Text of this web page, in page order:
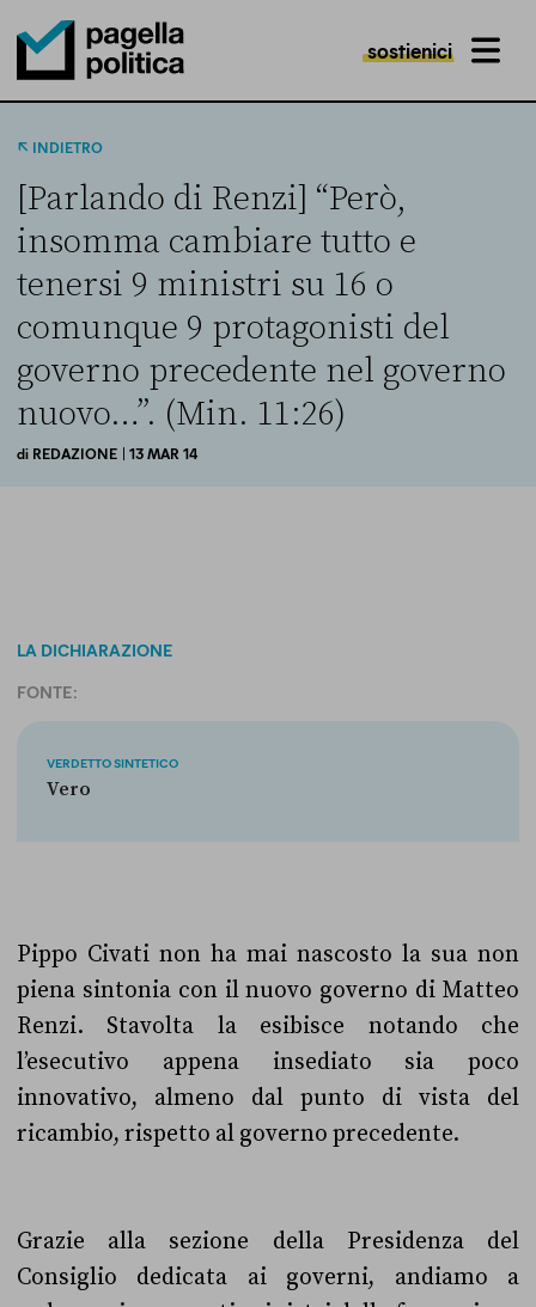
Pagella Politica Logo
sostienici MENU
INDIETRO
[Parlando di Renzi] “Però,
insomma cambiare tutto e
tenersi 9 ministri su 16 o
comunque 9 protagonisti del
governo precedente nel governo
nuovo…”. (Min. 11:26)
di REDAZIONE | 13 MAR 14
LA DICHIARAZIONE
FONTE:
VERDETTO SINTETICO
Vero
Pippo Civati non ha mai nascosto la sua non
piena sintonia con il nuovo governo di Matteo
Renzi. Stavolta la esibisce notando che
l’esecutivo appena insediato sia poco
innovativo, almeno dal punto di vista del
ricambio, rispetto al governo precedente.
Grazie alla sezione della Presidenza del
Consiglio dedicata ai governi, andiamo a